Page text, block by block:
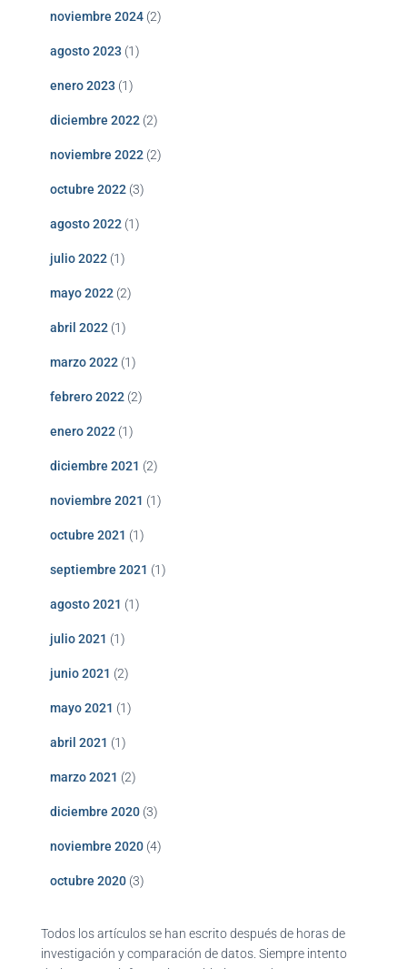
noviembre 2024 (2)
agosto 2023 (1)
enero 2023 (1)
diciembre 2022 (2)
noviembre 2022 (2)
octubre 2022 (3)
agosto 2022 (1)
julio 2022 (1)
mayo 2022 (2)
abril 2022 (1)
marzo 2022 (1)
febrero 2022 (2)
enero 2022 (1)
diciembre 2021 (2)
noviembre 2021 (1)
octubre 2021 (1)
septiembre 2021 (1)
agosto 2021 (1)
julio 2021 (1)
junio 2021 (2)
mayo 2021 (1)
abril 2021 (1)
marzo 2021 (2)
diciembre 2020 (3)
noviembre 2020 (4)
octubre 2020 (3)
Todos los artículos se han escrito después de horas de
investigación y comparación de datos. Siempre intento